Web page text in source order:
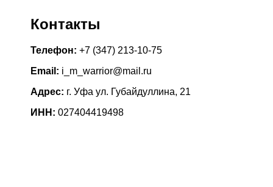
Контакты
Телефон: +7 (347) 213-10-75
Email: i_m_warrior@mail.ru
Адрес: г. Уфа ул. Губайдуллина, 21
ИНН: 027404419498